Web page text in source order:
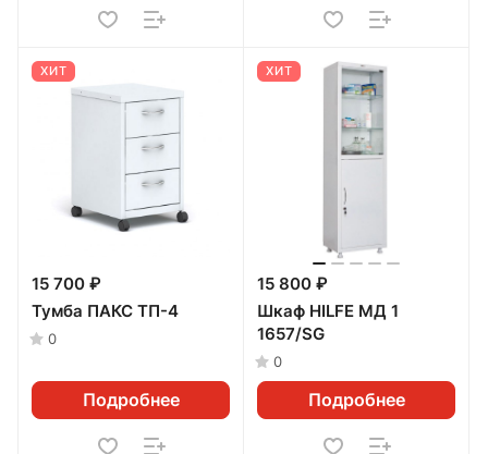
ХИТ
15 700 ₽
Тумба ПАКС ТП-4
0
Подробнее
ХИТ
15 800 ₽
Шкаф HILFE МД 1
1657/SG
0
Подробнее